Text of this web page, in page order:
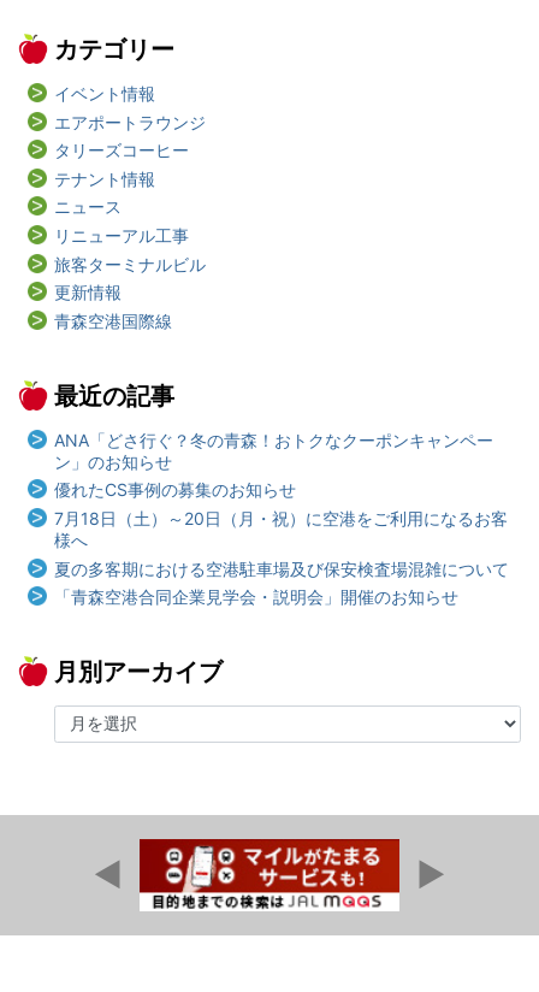
カテゴリー
イベント情報
エアポートラウンジ
タリーズコーヒー
テナント情報
ニュース
リニューアル工事
旅客ターミナルビル
更新情報
青森空港国際線
最近の記事
ANA「どさ行ぐ？冬の青森！おトクなクーポンキャンペー
ン」のお知らせ
優れたCS事例の募集のお知らせ
7月18日（土）～20日（月・祝）に空港をご利用になるお客
様へ
夏の多客期における空港駐車場及び保安検査場混雑について
「青森空港合同企業見学会・説明会」開催のお知らせ
月別アーカイブ